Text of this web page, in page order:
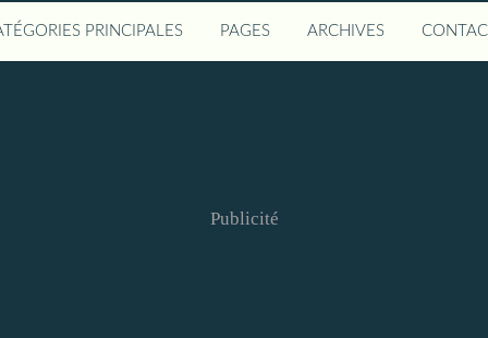
PRINCIPALES PAGES ARCHIVES
Publicité